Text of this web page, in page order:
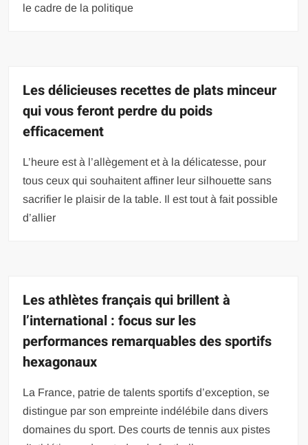
le cadre de la politique
Les délicieuses recettes de plats minceur
qui vous feront perdre du poids
efficacement
L’heure est à l’allègement et à la délicatesse, pour
tous ceux qui souhaitent affiner leur silhouette sans
sacrifier le plaisir de la table. Il est tout à fait possible
d’allier
Les athlètes français qui brillent à
l’international : focus sur les
performances remarquables des sportifs
hexagonaux
La France, patrie de talents sportifs d’exception, se
distingue par son empreinte indélébile dans divers
domaines du sport. Des courts de tennis aux pistes